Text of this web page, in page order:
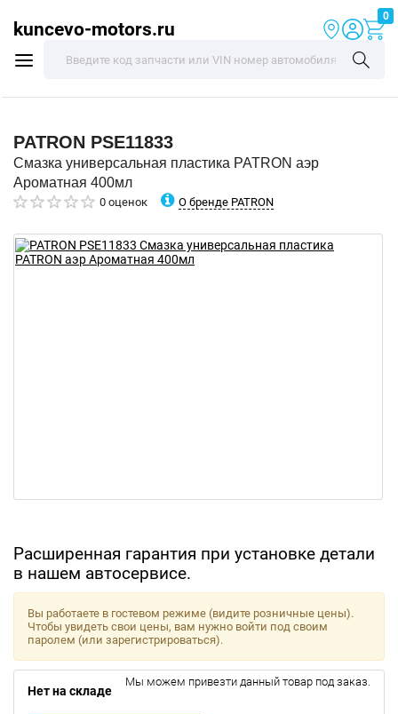
kuncevo-motors.ru
0
PATRON PSE11833
Смазка универсальная пластика PATRON аэр
Ароматная 400мл
0 оценок О бренде PATRON
Расширенная гарантия при установке детали
в нашем автосервисе.
Вы работаете в гостевом режиме (видите розничные цены).
Чтобы увидеть свои цены, вам нужно войти под своим
паролем (или зарегистрироваться).
Нет на складе
Мы можем привезти данный товар под заказ.